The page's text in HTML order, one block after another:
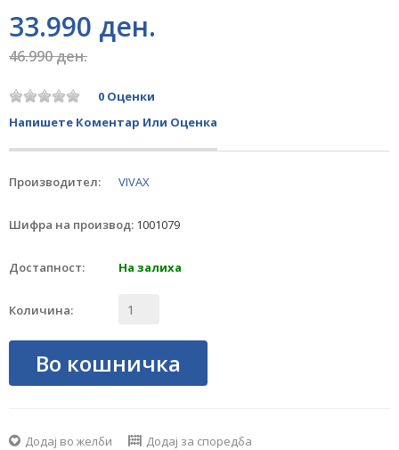
33.990 ден.
46.990 ден.
0 Оценки
Напишете Коментар Или Оценка
Производител: VIVAX
Шифра на производ: 1001079
Достапност: На залиха
Количина:
Во кошничка
Додај во желби Додај за споредба